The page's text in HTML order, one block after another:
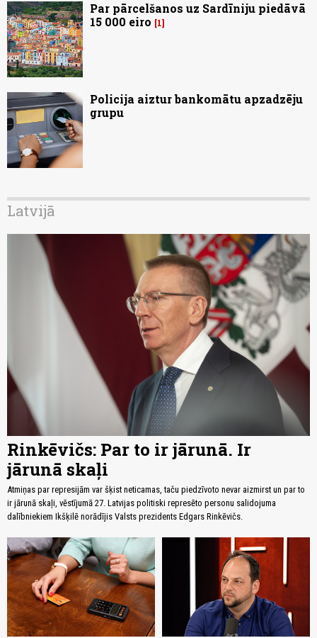
Par pārcelšanos uz Sardīniju piedāvā
15 000 eiro
1
Policija aiztur bankomātu apzadzēju
grupu
Latvijā
Rinkēvičs: Par to ir jārunā. Ir
jārunā skaļi
Atmiņas par represijām var šķist neticamas, taču piedzīvoto nevar aizmirst un par to
ir jārunā skaļi, vēstījumā 27. Latvijas politiski represēto personu salidojuma
dalībniekiem Ikšķilē norādījis Valsts prezidents Edgars Rinkēvičs.